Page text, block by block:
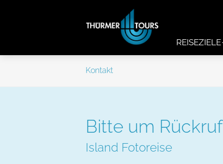
REISEZIELE
Kontakt
Bitte um Rückruf
Island Fotoreise